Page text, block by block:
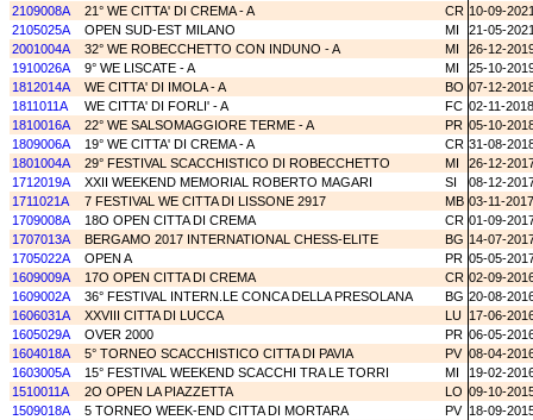
2109008A
21° WE CITTA' DI CREMA - A CR 10-09-
2105025A
OPEN SUD-EST MILANO MI
21-05-
2001004A
32° WE ROBECCHETTO CON INDUNO - A MI
26-12-
1910026A
9° WE LISCATE - A MI
25-10-
1812014A
WE CITTA' DI IMOLA - A BO 07-12-
1811011A
WE CITTA' DI FORLI' - A FC 02-11-2018
1810016A
22° WE SALSOMAGGIORE TERME - A PR 05-10-
1809006A
19° WE CITTA' DI CREMA - A CR 31-08-
1801004A
29° FESTIVAL SCACCHISTICO DI ROBECCHETTO MI
26-12-
1712019A
XXII WEEKEND MEMORIAL ROBERTO MAGARI SI
08-12-
1711021A
7 FESTIVAL WE CITTA DI LISSONE 2917 MB 03-11-2017
1709008A
18O OPEN CITTA DI CREMA CR 01-09-
1707013A
BERGAMO 2017 INTERNATIONAL CHESS-ELITE BG 14-07-
1705022A
OPEN A PR 05-05-
1609009A
17O OPEN CITTA DI CREMA CR 02-09-
1609002A
36° FESTIVAL INTERN.LE CONCA DELLA PRESOLANA BG 20-08-
1606031A
XXVIII CITTA DI LUCCA LU 17-06-
1605029A
OVER 2000 PR 06-05-
1604018A
5° TORNEO SCACCHISTICO CITTA DI PAVIA PV 08-04-
1603005A
15° FESTIVAL WEEKEND SCACCHI TRA LE TORRI MI
19-02-
1510011A
2O OPEN LA PIAZZETTA LO 09-10-
1509018A
5 TORNEO WEEK-END CITTA DI MORTARA PV 18-09-